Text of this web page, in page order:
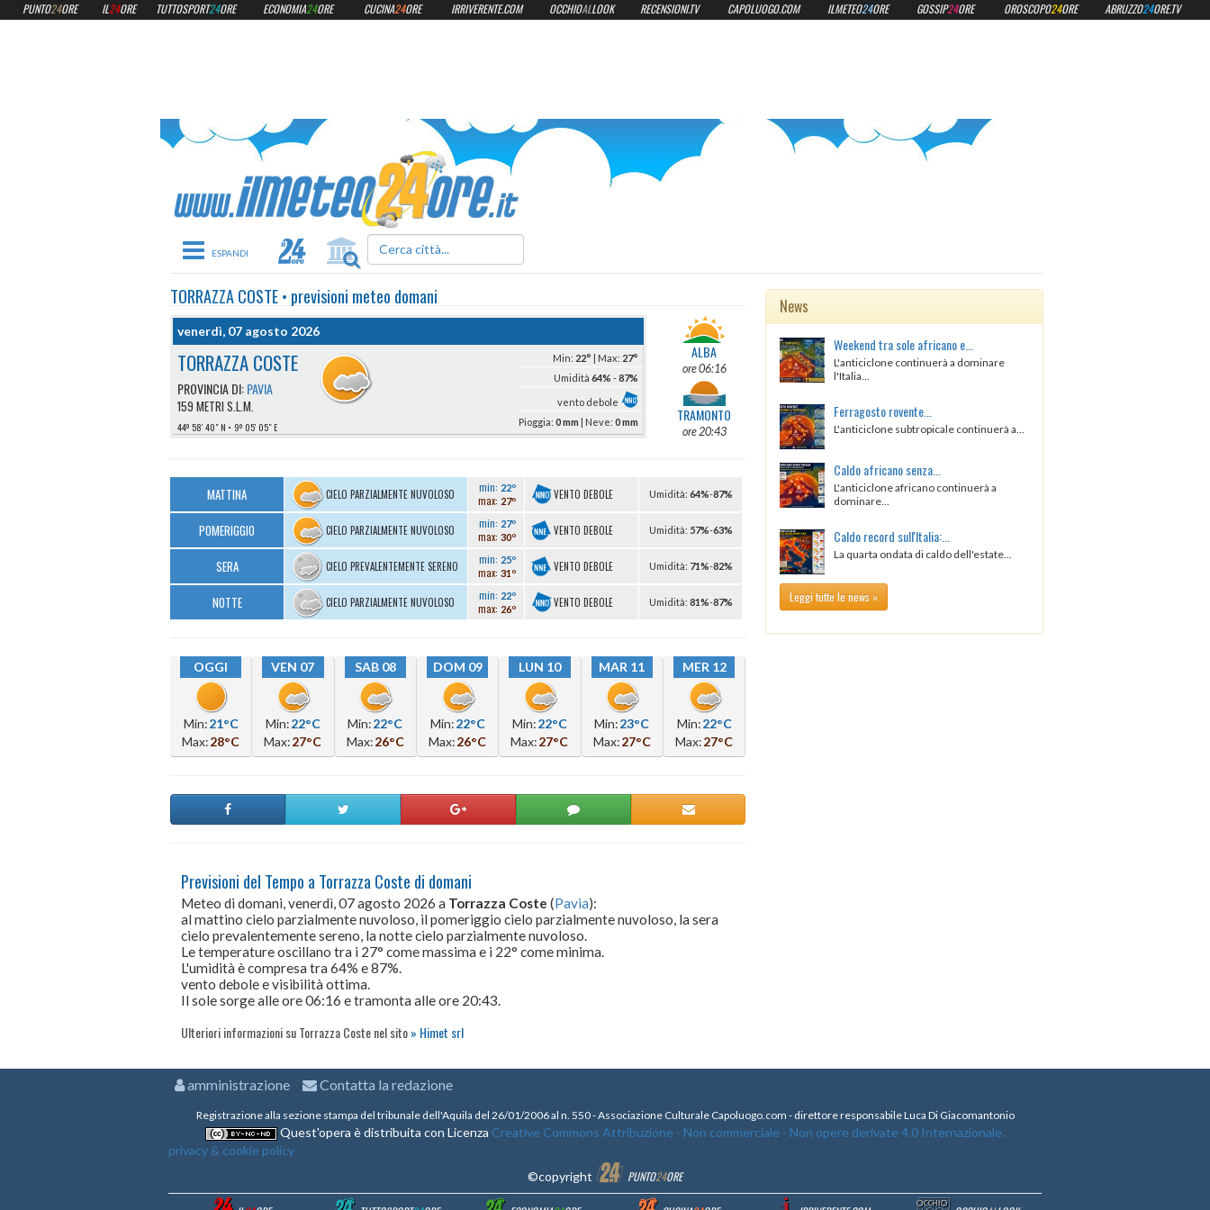
ilmeteo24ore.it
Toggle navigation
TORRAZZA COSTE• previsioni meteo domani
venerdì, 07 agosto 2026
TORRAZZA COSTE
PROVINCIA DI:PAVIA
159 METRI S.L.M.
44º 58′ 40″ N 9º 05′ 05″ E
Min: 22° | Max: 27°
Umidità64%-87%
vento debole
Pioggia:0 mm | Neve:0 mm
ALBA
ore 06:16
TRAMONTO
ore 20:43
MATTINA CIELO PARZIALMENTE NUVOLOSO min: 22º
max: 27º VENTO DEBOLE Umidità: 64%-87%
POMERIGGIO CIELO PARZIALMENTE NUVOLOSO min: 27º
max: 30º VENTO DEBOLE Umidità: 57%-63%
SERA CIELO PREVALENTEMENTE SERENO min: 25º
max: 31º VENTO DEBOLE Umidità: 71%-82%
NOTTE CIELO PARZIALMENTE NUVOLOSO min: 22º
max: 26º VENTO DEBOLE Umidità: 81%-87%
OGGI
Min:21°C
Max:28°C
VEN 07
Min:22°C
Max:27°C
SAB 08
Min:22°C
Max:26°C
DOM 09
Min:22°C
Max:26°C
LUN 10
Min:22°C
Max:27°C
MAR 11
Min:23°C
Max:27°C
MER 12
Min:22°C
Max:27°C
Previsioni del Tempo a Torrazza Coste di domani
Meteo di domani, venerdì, 07 agosto 2026 a Torrazza Coste (Pavia):
al mattino cielo parzialmente nuvoloso, il pomeriggio cielo parzialmente nuvoloso, la sera
cielo prevalentemente sereno, la notte cielo parzialmente nuvoloso.
Le temperature oscillano tra i 27° come massima e i 22° come minima.
L'umidità è compresa tra 64% e 87%.
vento debole e visibilità ottima.
Il sole sorge alle ore 06:16 e tramonta alle ore 20:43.
Ulteriori informazioni su Torrazza Coste nel sito Himet srl
News
Weekend tra sole africano e...
L'anticiclone continuerà a dominare
l'Italia...
Ferragosto rovente...
L'anticiclone subtropicale continuerà a...
Caldo africano senza...
L'anticiclone africano continuerà a
dominare...
Caldo record sull'Italia:...
La quarta ondata di caldo dell'estate...
Leggi tutte le news »
PUNTO24ORE IL24ORE TUTTOSPORT24ORE ECONOMIA24ORE CUCINA24ORE IRRIVERENTE.COM OCCHIOALLOOK RECENSIONI.TV CAPOLUOGO.COM ILMETEO24ORE GOSSIP24ORE OROSCOPO24ORE ABRUZZO24ORE.TV
amministrazione Contatta la redazione
Registrazione alla sezione stampa del tribunale dell'Aquila del 26/01/2006 al n. 550 - Associazione Culturale Capoluogo.com - direttore responsabile Luca Di Giacomantonio
Quest'opera è distribuita con Licenza Creative Commons Attribuzione - Non commerciale - Non opere derivate 4.0 Internazionale.
privacy & cookie policy
©copyright
PUNTO24ORE